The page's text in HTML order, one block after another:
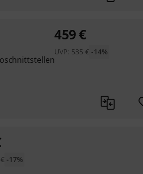
459€
UVP: 535 € -14%
€ -17%